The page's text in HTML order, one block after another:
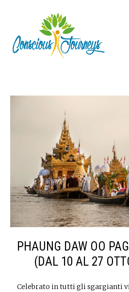
PHAUNG DAW OO
(DAL 10 AL 27
Celebrato in tutti gli sgargianti